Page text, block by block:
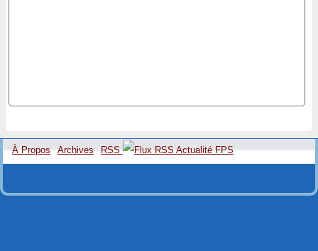
À Propos Archives RSS